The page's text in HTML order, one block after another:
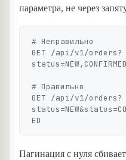
параметра, не через
# Неправильно
GET /api/v1/orders?
# Правильно
GET /api/v1/orders?
Пагинация с нуля